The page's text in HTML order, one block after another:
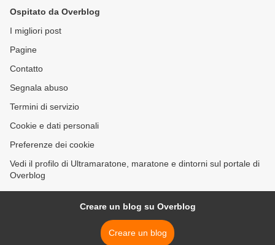
Ospitato da Overblog
I migliori post
Pagine
Contatto
Segnala abuso
Termini di servizio
Cookie e dati personali
Preferenze dei cookie
Vedi il profilo di Ultramaratone, maratone e dintorni sul portale di
Overblog
Creare un blog su Overblog
Creare un blog